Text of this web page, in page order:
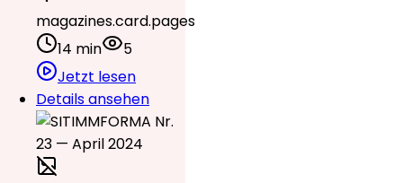
magazines.card.pages
14 min
5
Jetzt lesen
Details ansehen